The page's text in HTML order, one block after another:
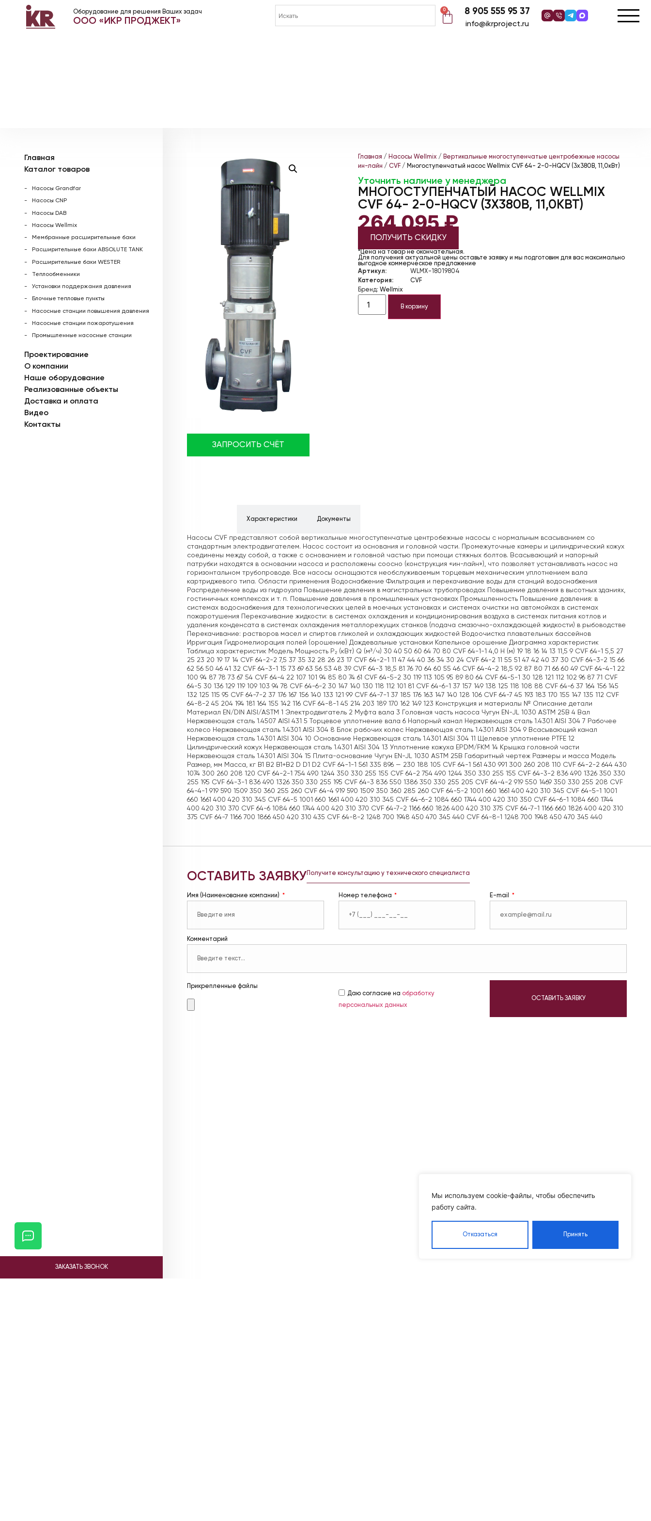
Мы используем cookie-файлы, чтобы обеспечить
работу сайта.
Отказаться Принять
Оборудование для решения Ваших задач
ООО «ИКР ПРОДЖЕКТ»
0 8 905 555 95 37
info@ikrproject.ru
Главная
Каталог товаров
Насосы Grandfar
Насосы CNP
Насосы DAB
Насосы Wellmix
Мембранные расширительные баки
Расширительные баки ABSOLUTE TANK
Расширительные баки WESTER
Теплообменники
Установки поддержания давления
Блочные тепловые пункты
Насосные станции повышения давления
Насосные станции пожаротушения
Промышленные насосные станции
Проектирование
О компании
Наше оборудование
Реализованные объекты
Доставка и оплата
Видео
Контакты
ЗАКАЗАТЬ ЗВОНОК
ЗАПРОСИТЬ СЧЁТ
Главная / Насосы Wellmix / Вертикальные многоступенчатые центробежные насосы
ин-лайн / CVF/ Многоступенчатый насос Wellmix CVF 64- 2-0-HQCV (3х380В, 11,0кВт)
Уточнить наличие у менеджера
МНОГОСТУПЕНЧАТЫЙ НАСОС WELLMIX
CVF 64- 2-0-HQCV (3Х380В, 11,0КВТ)
264 095₽
ПОЛУЧИТЬ СКИДКУ
*Цена на товар не окончательная.
Для получения актуальной цены оставьте заявку и мы подготовим для вас максимально
выгодное коммерческое предложение
Артикул:
WLMX-18019804
Категория:
CVF
Бренд: Wellmix
В корзину
Характеристики Документы
Насосы CVF представляют собой вертикальные многоступенчатые центробежные насосы с нормальным всасыванием со
стандартным электродвигателем. Насос состоит из основания и головной части. Промежуточные камеры и цилиндрический кожух
соединены между собой, а также с основанием и головной частью при помощи стяжных болтов. Всасывающий и напорный
патрубки находятся в основании насоса и расположены соосно (конструкция «ин-лайн»), что позволяет устанавливать насос на
горизонтальном трубопроводе. Все насосы оснащаются необслуживаемым торцевым механическим уплотнением вала
картриджевого типа. Области применения Водоснабжение Фильтрация и перекачивание воды для станций водоснабжения
Распределение воды из гидроузла Повышение давления в магистральных трубопроводах Повышение давления в высотных зданиях,
гостиничных комплексах и т. п. Повышение давления в промышленных установках Промышленность Повышение давления: в
системах водоснабжения для технологических целей в моечных установках и системах очистки на автомойках в системах
пожаротушения Перекачивание жидкости: в системах охлаждения и кондиционирования воздуха в системах питания котлов и
удаления конденсата в системах охлаждения металлорежущих станков (подача смазочно-охлаждающей жидкости) в рыбоводстве
Перекачивание: растворов масел и спиртов гликолей и охлаждающих жидкостей Водоочистка плавательных бассейнов
Ирригация Гидромелиорация полей (орошение) Дождевальные установки Капельное орошение Диаграмма характеристик
Таблица характеристик Модель Мощность P₂ (кВт) Q (м³/ч) 30 40 50 60 64 70 80 CVF 64-1-1 4,0 H (м) 19 18 16 14 13 11,5 9 CVF 64-1 5,5 27
25 23 20 19 17 14 CVF 64-2-2 7,5 37 35 32 28 26 23 17 CVF 64-2-1 11 47 44 40 36 34 30 24 CVF 64-2 11 55 51 47 42 40 37 30 CVF 64-3-2 15 66
62 56 50 46 41 32 CVF 64-3-1 15 73 69 63 56 53 48 39 CVF 64-3 18,5 81 76 70 64 60 55 46 CVF 64-4-2 18,5 92 87 80 71 66 60 49 CVF 64-4-1 22
100 94 87 78 73 67 54 CVF 64-4 22 107 101 94 85 80 74 61 CVF 64-5-2 30 119 113 105 95 89 80 64 CVF 64-5-1 30 128 121 112 102 96 87 71 CVF
64-5 30 136 129 119 109 103 94 78 CVF 64-6-2 30 147 140 130 118 112 101 81 CVF 64-6-1 37 157 149 138 125 118 108 88 CVF 64-6 37 164 156 145
132 125 115 95 CVF 64-7-2 37 176 167 156 140 133 121 99 CVF 64-7-1 37 185 176 163 147 140 128 106 CVF 64-7 45 193 183 170 155 147 135 112 CVF
64-8-2 45 204 194 181 164 155 142 116 CVF 64-8-1 45 214 203 189 170 162 149 123 Конструкция и материалы № Описание детали
Материал EN/DIN AISI/ASTM 1 Электродвигатель 2 Муфта вала 3 Головная часть насоса Чугун EN-JL 1030 ASTM 25B 4 Вал
Нержавеющая сталь 1.4507 AISI 431 5 Торцевое уплотнение вала 6 Напорный канал Нержавеющая сталь 1.4301 AISI 304 7 Рабочее
колесо Нержавеющая сталь 1.4301 AISI 304 8 Блок рабочих колес Нержавеющая сталь 1.4301 AISI 304 9 Всасывающий канал
Нержавеющая сталь 1.4301 AISI 304 10 Основание Нержавеющая сталь 1.4301 AISI 304 11 Щелевое уплотнение PTFE 12
Цилиндрический кожух Нержавеющая сталь 1.4301 AISI 304 13 Уплотнение кожуха EPDM/FKM 14 Крышка головной части
Нержавеющая сталь 1.4301 AISI 304 15 Плита-основание Чугун EN-JL 1030 ASTM 25B Габаритный чертеж Размеры и масса Модель
Размер, мм Масса, кг B1 B2 B1+B2 D D1 D2 CVF 64-1-1 561 335 896 — 230 188 105 CVF 64-1 561 430 991 300 260 208 110 CVF 64-2-2 644 430
1074 300 260 208 120 CVF 64-2-1 754 490 1244 350 330 255 155 CVF 64-2 754 490 1244 350 330 255 155 CVF 64-3-2 836 490 1326 350 330
255 195 CVF 64-3-1 836 490 1326 350 330 255 195 CVF 64-3 836 550 1386 350 330 255 205 CVF 64-4-2 919 550 1469 350 330 255 208 CVF
64-4-1 919 590 1509 350 360 255 260 CVF 64-4 919 590 1509 350 360 285 260 CVF 64-5-2 1001 660 1661 400 420 310 345 CVF 64-5-1 1001
660 1661 400 420 310 345 CVF 64-5 1001 660 1661 400 420 310 345 CVF 64-6-2 1084 660 1744 400 420 310 350 CVF 64-6-1 1084 660 1744
400 420 310 370 CVF 64-6 1084 660 1744 400 420 310 370 CVF 64-7-2 1166 660 1826 400 420 310 375 CVF 64-7-1 1166 660 1826 400 420 310
375 CVF 64-7 1166 700 1866 450 420 310 435 CVF 64-8-2 1248 700 1948 450 470 345 440 CVF 64-8-1 1248 700 1948 450 470 345 440
ОСТАВИТЬ ЗАЯВКУ Получите консультацию у технического специалиста
Имя (Наименование компании) Номер телефона E-mail
Комментарий
Прикрепленные файлы
Даю согласие на обработку
персональных данных
ОСТАВИТЬ ЗАЯВКУ